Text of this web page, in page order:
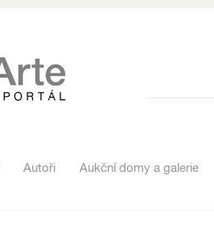
Autoři Aukční domy a galerie